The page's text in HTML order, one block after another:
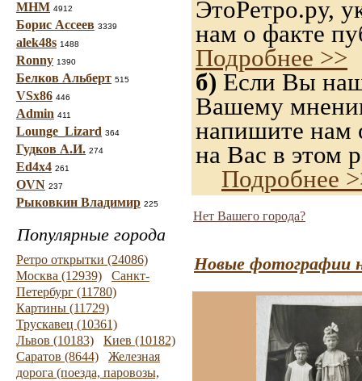
МНМ 4912
Борис Ассеев 3339
alek48s 1488
Ronny 1390
Белков Альберт 515
VSx86 446
Admin 411
Lounge_Lizard 364
Гудков А.И. 274
Ed4x4 261
OVN 237
Рыковкин Владимир 225
Популярные города
Ретро открытки (24086)
Москва (12939)
Санкт-
Петербург (11780)
Картины (11729)
Трускавец (10361)
Львов (10183)
Киев (10182)
Саратов (8644)
Железная
дорога (поезда, паровозы,
ЭтоРетро.ру,
нам о факте
Подробнее >>
б) Если Вы
Вашему
напишите нам
на Вас в этом
Подробнее
Нет Вашего города?
Новые фотографии